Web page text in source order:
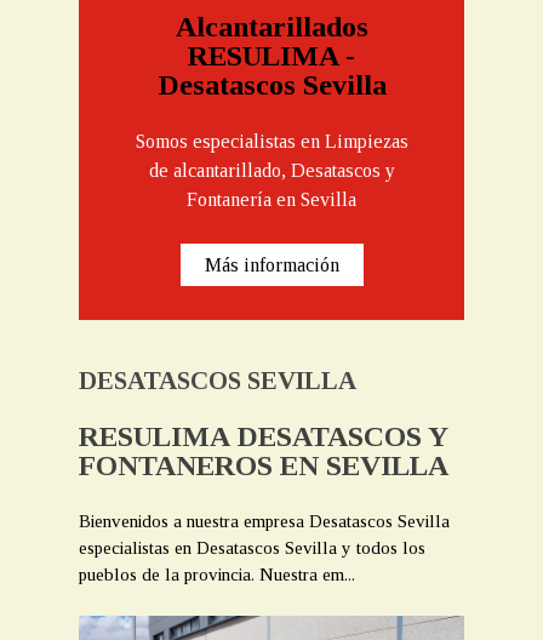
Alcantarillados
RESULIMA -
Desatascos Sevilla
Somos especialistas en Limpiezas
de alcantarillado, Desatascos y
Fontanería en Sevilla
Más información
DESATASCOS SEVILLA
RESULIMA DESATASCOS Y
FONTANEROS EN SEVILLA
Bienvenidos a nuestra empresa Desatascos Sevilla
especialistas en Desatascos Sevilla y todos los
pueblos de la provincia. Nuestra em...